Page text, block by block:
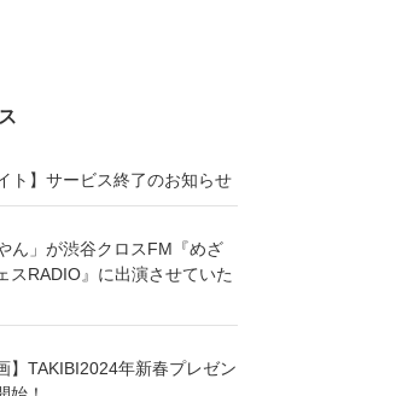
ト】サービス終了のお知らせ
ん」が渋谷クロスFM『めざ
スRADIO』に出演させていた
】TAKIBI2024年新春プレゼン